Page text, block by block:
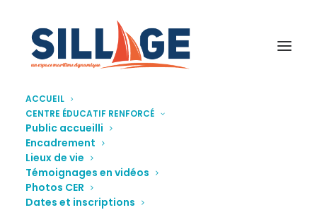
ACCUEIL
CENTRE ÉDUCATIF RENFORCÉ
Public accueilli
Encadrement
Lieux de vie
Témoignages en vidéos
Photos CER
Dates et inscriptions
CER-Sillage-photo9
Accueil